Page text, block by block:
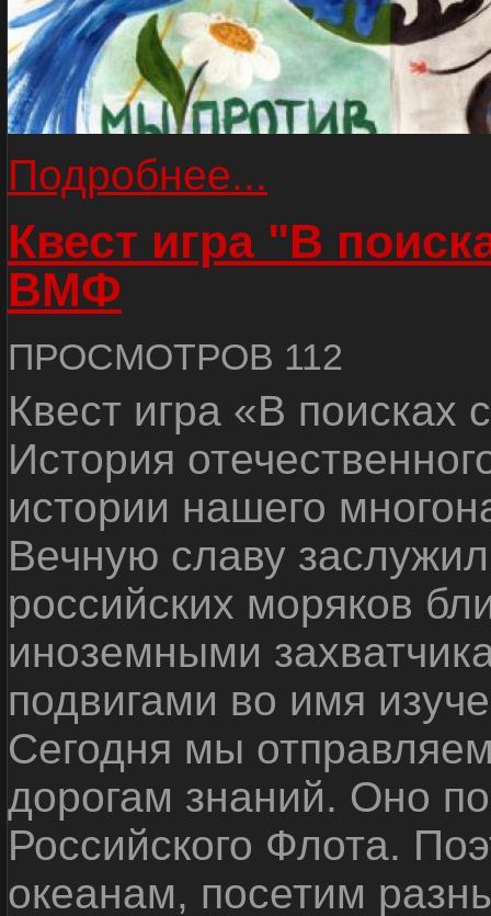
Подробнее...
Квест игра "В
ВМФ
ПРОСМОТРОВ 112
Квест игра «В
История
истории нашего
Вечную славу
российских моряков
иноземными
подвигами во имя
Сегодня мы
дорогам знаний. Оно
Российского Флота.
океанам, посетим